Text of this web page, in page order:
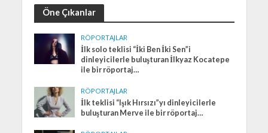
Öne Çıkanlar
RÖPORTAJLAR
İlk solo teklisi “İki Ben İki Sen”i
dinleyicilerle buluşturan İlkyaz Kocatepe
ile bir röportaj…
RÖPORTAJLAR
İlk teklisi “Işık Hırsızı”yı dinleyicilerle
buluşturan Merve ile bir röportaj…